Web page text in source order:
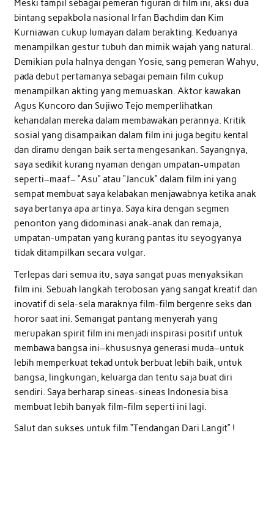
Meski tampil sebagai pemeran figuran di film ini, aksi dua
bintang sepakbola nasional Irfan Bachdim dan Kim
Kurniawan cukup lumayan dalam berakting. Keduanya
menampilkan gestur tubuh dan mimik wajah yang natural.
Demikian pula halnya dengan Yosie, sang pemeran Wahyu,
pada debut pertamanya sebagai pemain film cukup
menampilkan akting yang memuaskan. Aktor kawakan
Agus Kuncoro dan Sujiwo Tejo memperlihatkan
kehandalan mereka dalam membawakan perannya. Kritik
sosial yang disampaikan dalam film ini juga begitu kental
dan diramu dengan baik serta mengesankan. Sayangnya,
saya sedikit kurang nyaman dengan umpatan-umpatan
seperti–maaf– “Asu” atau “Jancuk” dalam film ini yang
sempat membuat saya kelabakan menjawabnya ketika anak
saya bertanya apa artinya. Saya kira dengan segmen
penonton yang didominasi anak-anak dan remaja,
umpatan-umpatan yang kurang pantas itu seyogyanya
tidak ditampilkan secara vulgar.
Terlepas dari semua itu, saya sangat puas menyaksikan
film ini. Sebuah langkah terobosan yang sangat kreatif dan
inovatif di sela-sela maraknya film-film bergenre seks dan
horor saat ini. Semangat pantang menyerah yang
merupakan spirit film ini menjadi inspirasi positif untuk
membawa bangsa ini–khususnya generasi muda–untuk
lebih memperkuat tekad untuk berbuat lebih baik, untuk
bangsa, lingkungan, keluarga dan tentu saja buat diri
sendiri. Saya berharap sineas-sineas Indonesia bisa
membuat lebih banyak film-film seperti ini lagi.
Salut dan sukses untuk film “Tendangan Dari Langit” !